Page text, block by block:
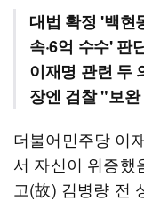
대법 확정 '백현
속·6억 수수' 판
이재명 관련 두
장엔 검찰 "보
더불어민주당 이
서 자신이 위증했
고(故) 김병량 전